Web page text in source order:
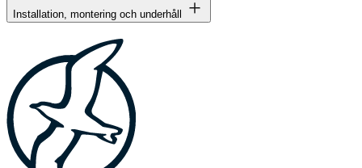
Installation, montering och underhåll